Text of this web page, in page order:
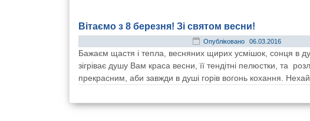
Вітаємо з 8 березня! Зі святом весни!
Опубліковано 06.03.2016
Бажаєм щастя і тепла, весняних щирих усмішок, сонця в
зігріває душу Вам краса весни, її тендітні пелюстки, та
прекрасним, аби завжди в душі горів вогонь кохання.